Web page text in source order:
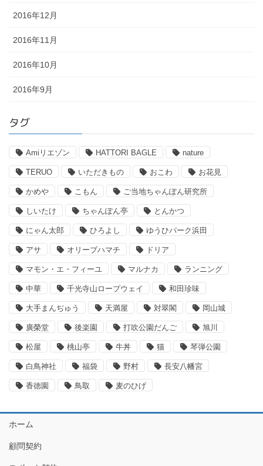
2016年12月
2016年11月
2016年10月
2016年9月
タグ
Amiリエゾン HATTORI BAGLE nature
TERUO いただきもの おこわ お花見
かめや こもん ご当地ちゃんぽん研究所
しいたけ ちゃんぽん亭 とんかつ
にゃん太郎 ひろよし ゆうひパーク浜田
アサ オリーブハマチ ドリア
マモン・エ・フィーユ マルナカ ランニング
中華 千光寺山ロープウェイ 和田珍味
大手まんぢゅう 天満屋 対翠閣 岡山城
廣榮堂 後楽園 打吹公園だんご 旭川
松屋 桃山亭 牛丼 猫 琴弾公園
白鳥神社 福袋 野村 長安八幡宮
香徳園 鳥取 麦のひげ
ホーム
顧問契約